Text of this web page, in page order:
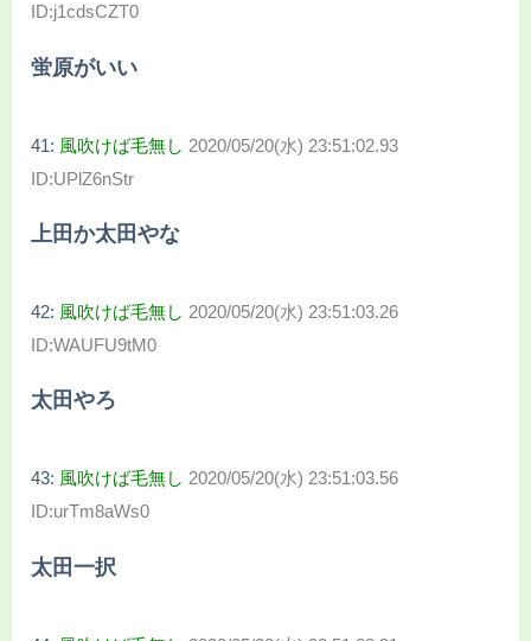
ID:j1cdsCZT0
蛍原がいい
41: 風吹けば毛無し 2020/05/20(水) 23:51:02.93
ID:UPlZ6nStr
上田か太田やな
42: 風吹けば毛無し 2020/05/20(水) 23:51:03.26
ID:WAUFU9tM0
太田やろ
43: 風吹けば毛無し 2020/05/20(水) 23:51:03.56
ID:urTm8aWs0
太田一択